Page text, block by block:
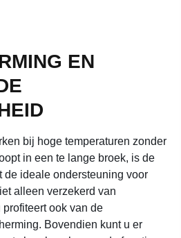
EN
bij hoge temperaturen zonder
in een te lange broek, is de
de ideale ondersteuning voor
alleen verzekerd van
ook van de
Bovendien kunt u er